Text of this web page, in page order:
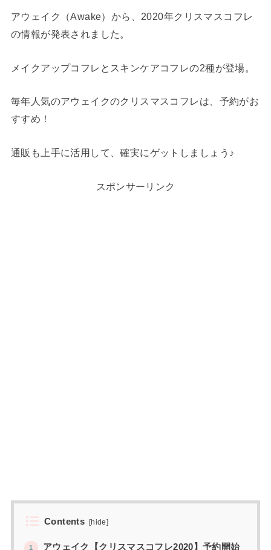
アウェイク（Awake）から、2020年クリスマスコフレ
の情報が発表されました。
メイクアップコフレとスキンケアコフレの2種が登場。
毎年人気のアウェイクのクリスマスコフレは、予約がお
すすめ！
通販も上手に活用して、確実にゲットしましょう♪
スポンサーリンク
Contents [hide]
1
アウェイク【クリスマスコフレ2020】予約開始